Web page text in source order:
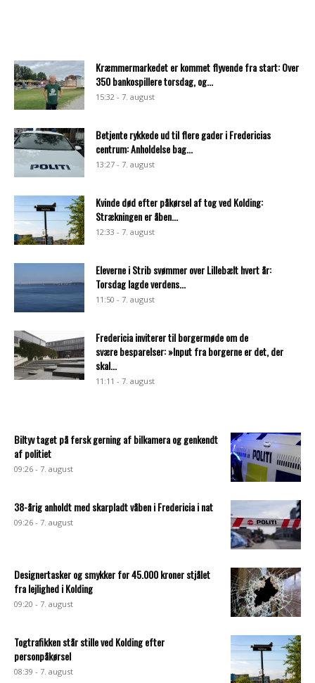
Kræmmermarkedet er kommet flyvende fra start: Over
350 bankospillere torsdag, og...
15:32 - 7. august
Betjente rykkede ud til flere gader i Fredericias
centrum: Anholdelse bag...
13:27 - 7. august
Kvinde død efter påkørsel af tog ved Kolding:
Strækningen er åben...
12:33 - 7. august
Eleverne i Strib svømmer over Lillebælt hvert år:
Torsdag lagde verdens...
11:50 - 7. august
Fredericia inviterer til borgermøde om de
svære besparelser: »Input fra borgerne er det, der
skal...
11:11 - 7. august
Biltyv taget på fersk gerning af bilkamera og genkendt
af politiet
09:26 - 7. august
38-årig anholdt med skarpladt våben i Fredericia i nat
09:26 - 7. august
Designertasker og smykker for 45.000 kroner stjålet
fra lejlighed i Kolding
09:20 - 7. august
Togtrafikken står stille ved Kolding efter
personpåkørsel
08:39 - 7. august